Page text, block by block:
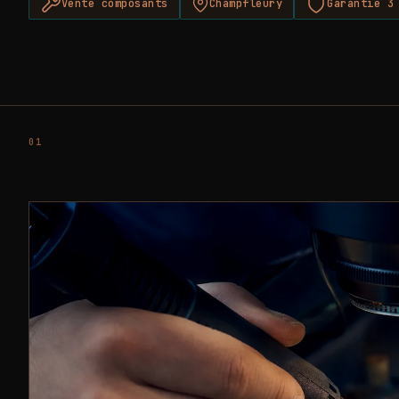
Vente composants Champfleury Garantie 3